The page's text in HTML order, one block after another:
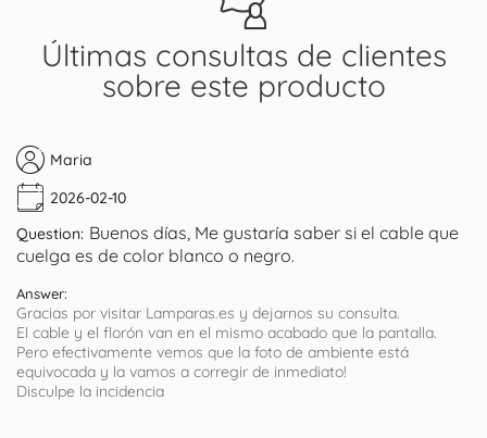
Últimas consultas de clientes
sobre este producto
Maria
2026-02-10
Question: Buenos días, Me gustaría saber si el cable que
cuelga es de color blanco o negro.
Answer:
Gracias por visitar Lamparas.es y dejarnos su consulta.
El cable y el florón van en el mismo acabado que la pantalla.
Pero efectivamente vemos que la foto de ambiente está
equivocada y la vamos a corregir de inmediato!
Disculpe la incidencia